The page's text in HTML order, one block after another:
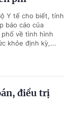
Y tế cho biết, tính
báo cáo của
về tình hình
khỏe định kỳ,...
điều trị